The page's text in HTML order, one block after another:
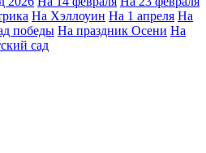
На Хэллоуин На 1 апреля На
победы На праздник Осени На
сад